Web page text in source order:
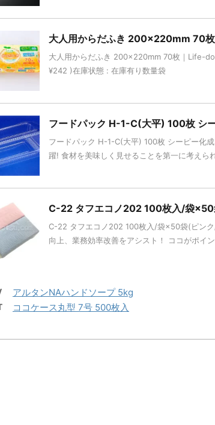
大人用からだふき 200×220mm 70枚
大人用からだふき 200×220mm 70枚｜Life-
¥242 )在庫状態 : 在庫有り数量袋
フードパック H-1-C(大平) 100枚 シ
フードパック H-1-C(大平) 100枚 シーピー化
躍! 食材を美味しく見せることを第一に考えら
C-22 タフエコノ202 100枚入/袋
C-22 タフエコノ202 100枚入/袋×50袋(ピン
向上、業務効率改善をアシスト！ ココがポイ
アルタンNAハンドソープ 5kg
ココケース丸型 7号 500枚入